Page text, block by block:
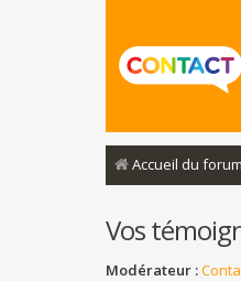
Accueil du forum
Vos
Modérateur :